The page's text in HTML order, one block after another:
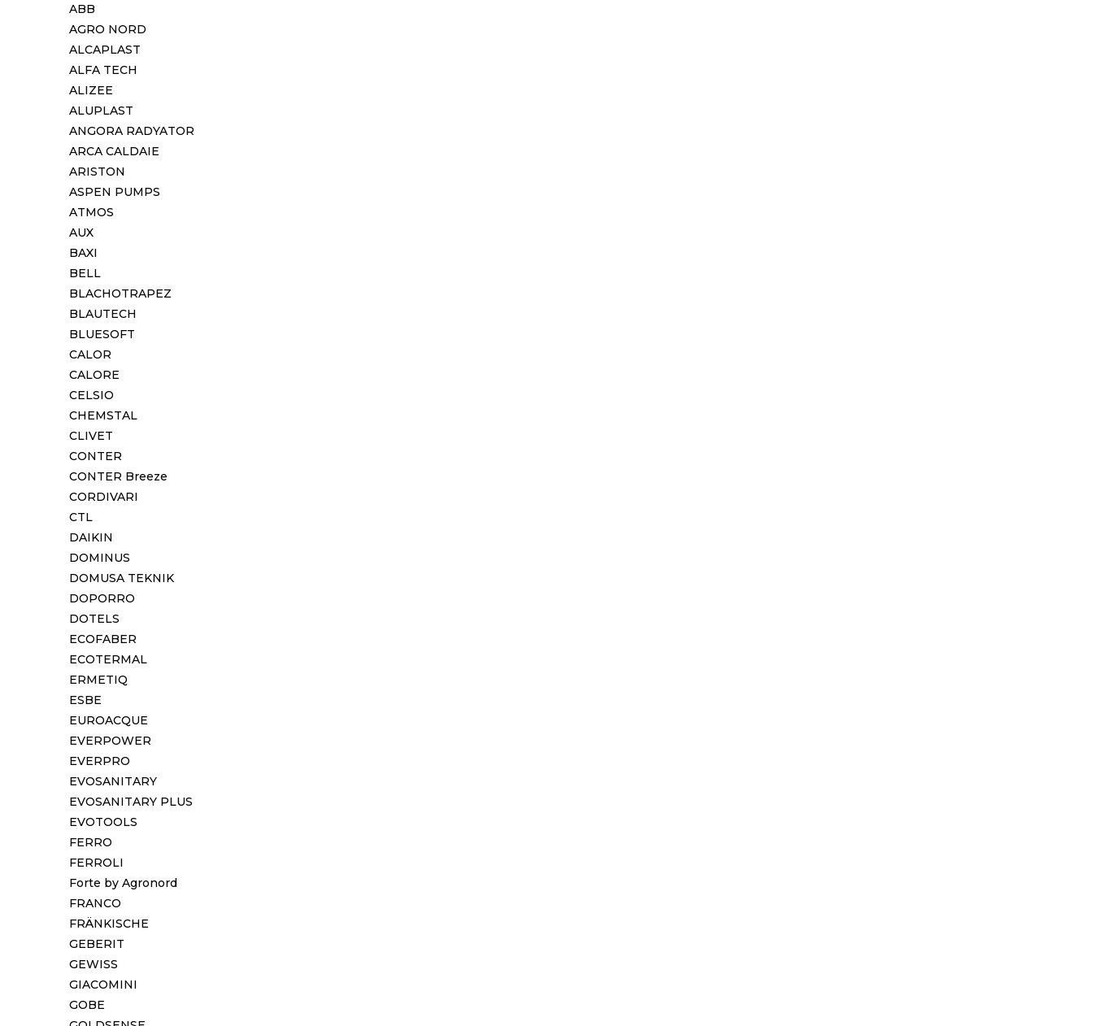
ABB
AGRO NORD
ALCAPLAST
ALFA TECH
ALIZEE
ALUPLAST
ANGORA RADYATOR
ARCA CALDAIE
ARISTON
ASPEN PUMPS
ATMOS
AUX
BAXI
BELL
BLACHOTRAPEZ
BLAUTECH
BLUESOFT
CALOR
CALORE
CELSIO
CHEMSTAL
CLIVET
CONTER
CONTER Breeze
CORDIVARI
CTL
DAIKIN
DOMINUS
DOMUSA TEKNIK
DOPORRO
DOTELS
ECOFABER
ECOTERMAL
ERMETIQ
ESBE
EUROACQUE
EVERPOWER
EVERPRO
EVOSANITARY
EVOSANITARY PLUS
EVOTOOLS
FERRO
FERROLI
Forte by Agronord
FRANCO
FRÄNKISCHE
GEBERIT
GEWISS
GIACOMINI
GOBE